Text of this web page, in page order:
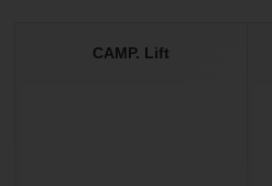
CAMP. Lift